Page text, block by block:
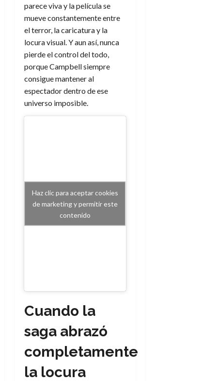
parece viva y la película se
mueve constantemente entre
el terror, la caricatura y la
locura visual. Y aun así, nunca
pierde el control del todo,
porque Campbell siempre
consigue mantener al
espectador dentro de ese
universo imposible.
Haz clic para aceptar cookies
de marketing y permitir este
contenido
Cuando la
saga abrazó
completamente
la locura